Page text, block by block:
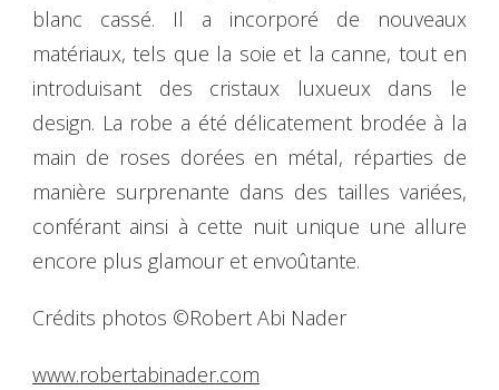
blanc cassé. Il a incorporé de nouveaux
matériaux, tels que la soie et la canne, tout en
introduisant des cristaux luxueux dans le
design. La robe a été délicatement brodée à la
main de roses dorées en métal, réparties de
manière surprenante dans des tailles variées,
conférant ainsi à cette nuit unique une allure
encore plus glamour et envoûtante.
Crédits photos ©Robert Abi Nader
www.robertabinader.com